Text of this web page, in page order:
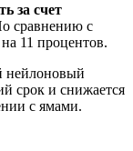
за счет
сравнению с
11 процентов.
нейлоновый
срок и снижается
с ямами.